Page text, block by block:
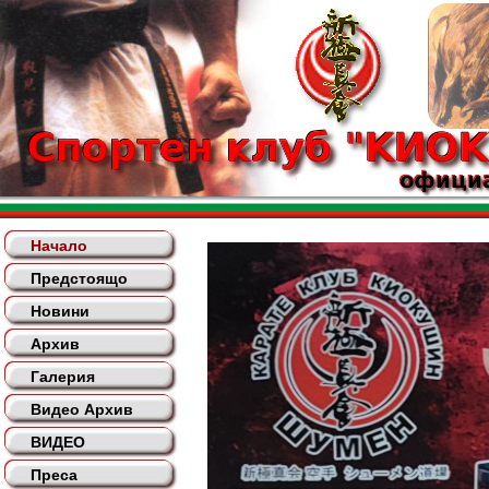
Начало
Предстоящо
Новини
Архив
Галерия
Видео Архив
ВИДЕО
Преса